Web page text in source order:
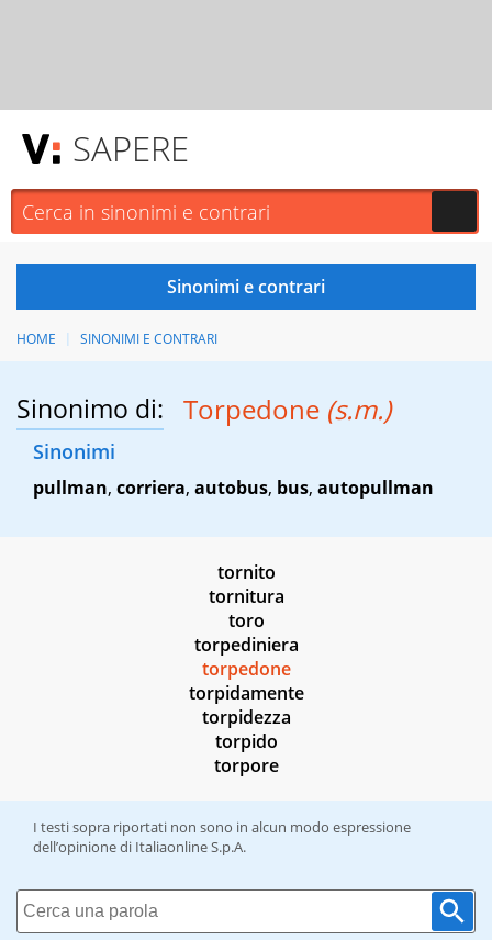
SAPERE
HOME SINONIMI E CONTRARI
Sinonimo di: Torpedone (s.m.)
Sinonimi
pullman, corriera, autobus, bus, autopullman
tornito
tornitura
toro
torpediniera
torpedone
torpidamente
torpidezza
torpido
torpore
I testi sopra riportati non sono in alcun modo espressione
dell’opinione di Italiaonline S.p.A.